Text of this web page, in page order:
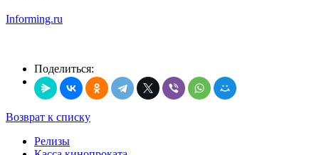
Informing.ru
Поделиться:
Возврат к списку
Релизы